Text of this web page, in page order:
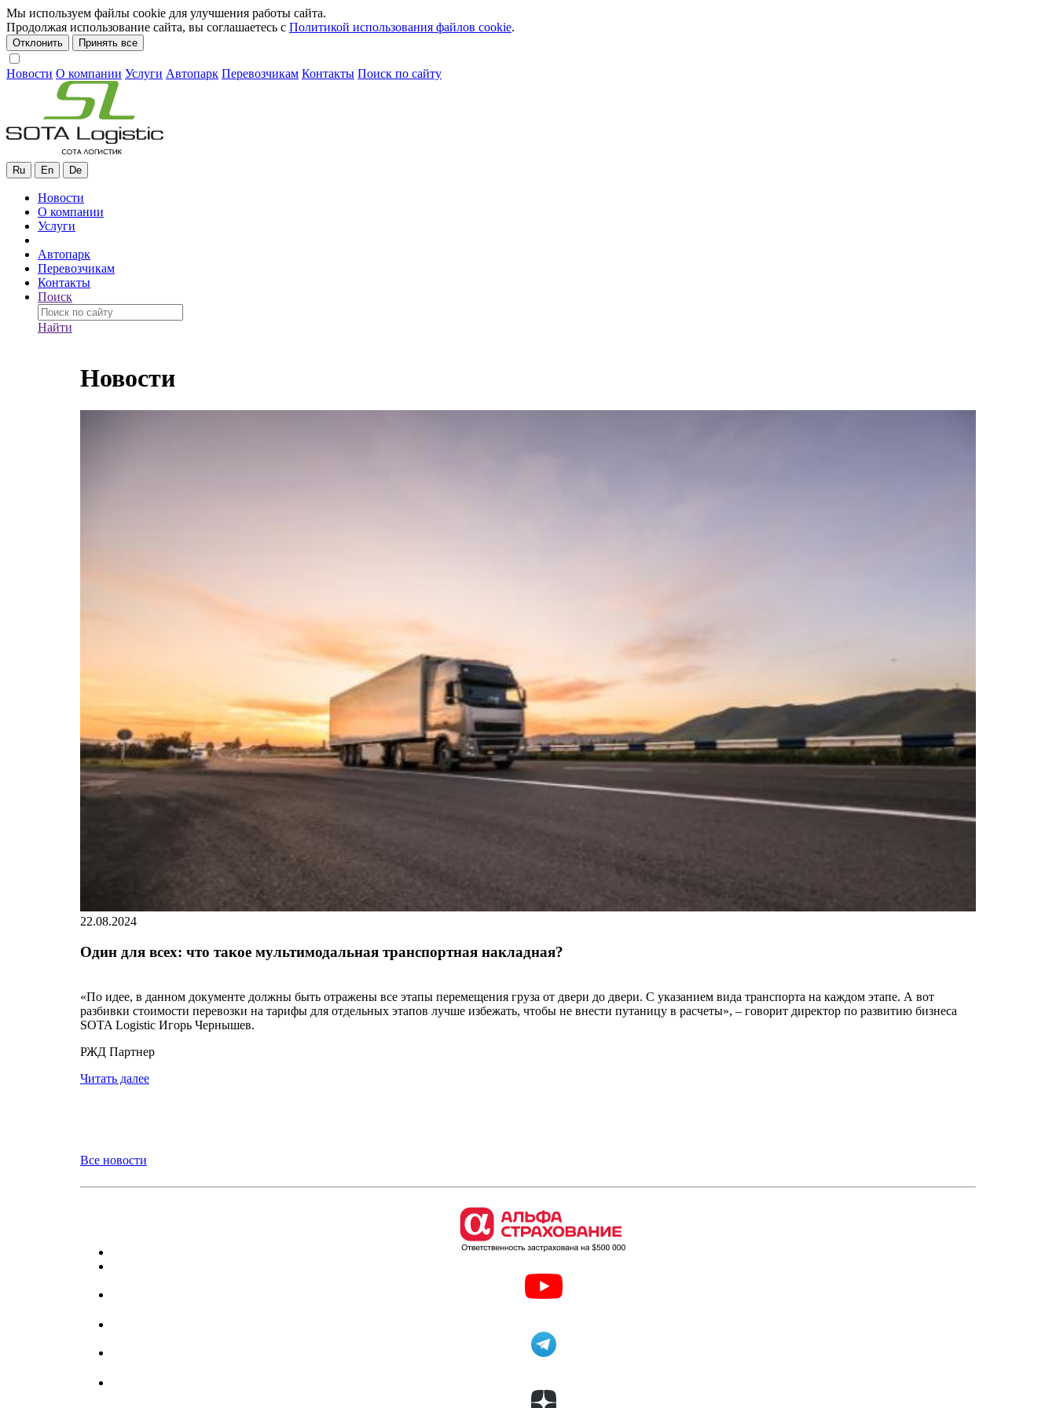
Мы используем файлы cookie для улучшения работы сайта.
Продолжая использование сайта, вы соглашаетесь с Политикой использования файлов cookie.
Отклонить Принять все
Новости О компании Услуги Автопарк Перевозчикам Контакты Поиск по сайту
Ru En De
Новости
О компании
Услуги
Автопарк
Перевозчикам
Контакты
Поиск
Найти
Новости
22.08.2024
Один для всех: что такое мультимодальная транспортная накладная?
«По идее, в данном документе должны быть отражены все этапы перемещения груза от двери до двери. С указанием вида транспорта на каждом этапе. А вот
разбивки стоимости перевозки на тарифы для отдельных этапов лучше избежать, чтобы не внести путаницу в расчеты», – говорит директор по развитию бизнеса
SOTA Logistic Игорь Чернышев.
РЖД Партнер
Читать далее
Все новости